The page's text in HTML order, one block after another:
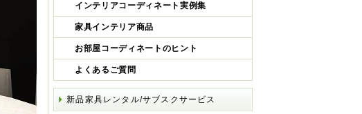
インテリアコーディネート実例集
家具インテリア商品
お部屋コーディネートのヒント
よくあるご質問
新品家具レンタル/サブスクサービス